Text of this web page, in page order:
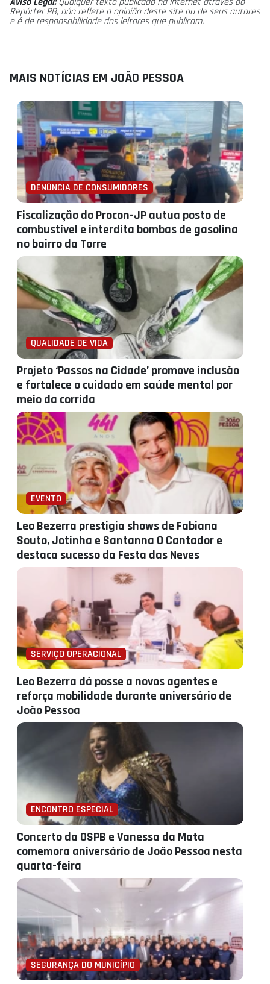
Repórter PB, não reflete a opinião deste site ou de seus autores
e é de responsabilidade dos leitores que publicam.
MAIS NOTÍCIAS EM JOÃO PESSOA
DENÚNCIA DE CONSUMIDORES
Fiscalização do Procon-JP autua posto de
combustível e interdita bombas de gasolina
no bairro da Torre
QUALIDADE DE VIDA
Projeto ‘Passos na Cidade’ promove inclusão
e fortalece o cuidado em saúde mental por
meio da corrida
EVENTO
Leo Bezerra prestigia shows de Fabiana
Souto, Jotinha e Santanna O Cantador e
destaca sucesso da Festa das Neves
SERVIÇO OPERACIONAL
Leo Bezerra dá posse a novos agentes e
reforça mobilidade durante aniversário de
João Pessoa
ENCONTRO ESPECIAL
Concerto da OSPB e Vanessa da Mata
comemora aniversário de João Pessoa nesta
quarta-feira
SEGURANÇA DO MUNICÍPIO